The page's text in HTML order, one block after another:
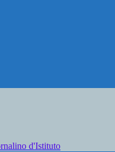
d'Istituto